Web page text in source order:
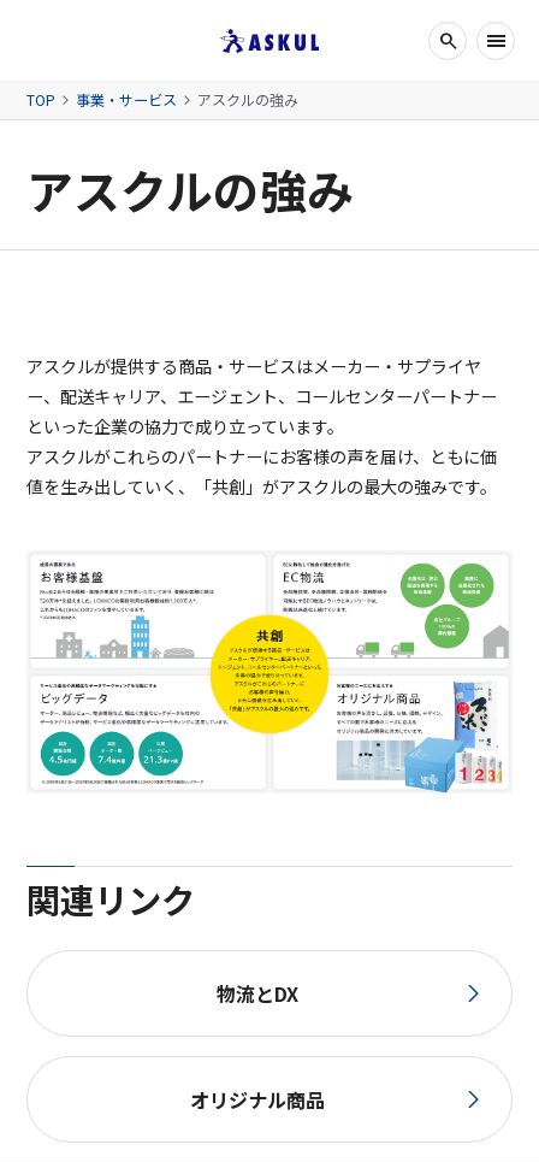
search
検索ボッ
メニュー
TOP 事業・サービス アスクルの強み
アスクルの強み
アスクルが提供する商品・サービスはメーカー・サプライヤ
ー、配送キャリア、エージェント、コールセンターパートナー
といった企業の協力で成り立っています。
アスクルがこれらのパートナーにお客様の声を届け、ともに価
値を生み出していく、「共創」がアスクルの最大の強みです。
関連リンク
物流とDX
オリジナル商品